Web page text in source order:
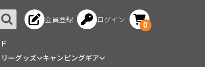
会員登録 ログイン
0
ーグッズ キャンピングギア